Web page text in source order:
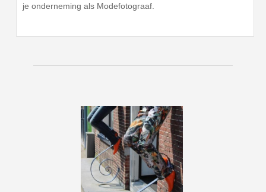
je onderneming als Modefotograaf.